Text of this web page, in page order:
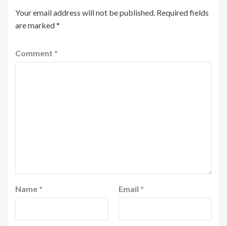
Your email address will not be published. Required fields
are marked*
Comment *
Name * Email *